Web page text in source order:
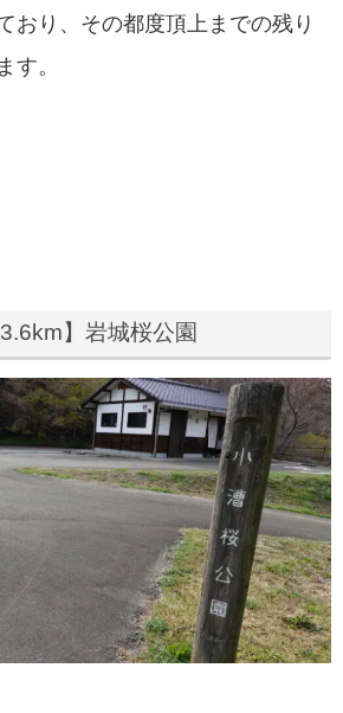
おり、その都度頂上までの残り
す。
】岩城桜公園